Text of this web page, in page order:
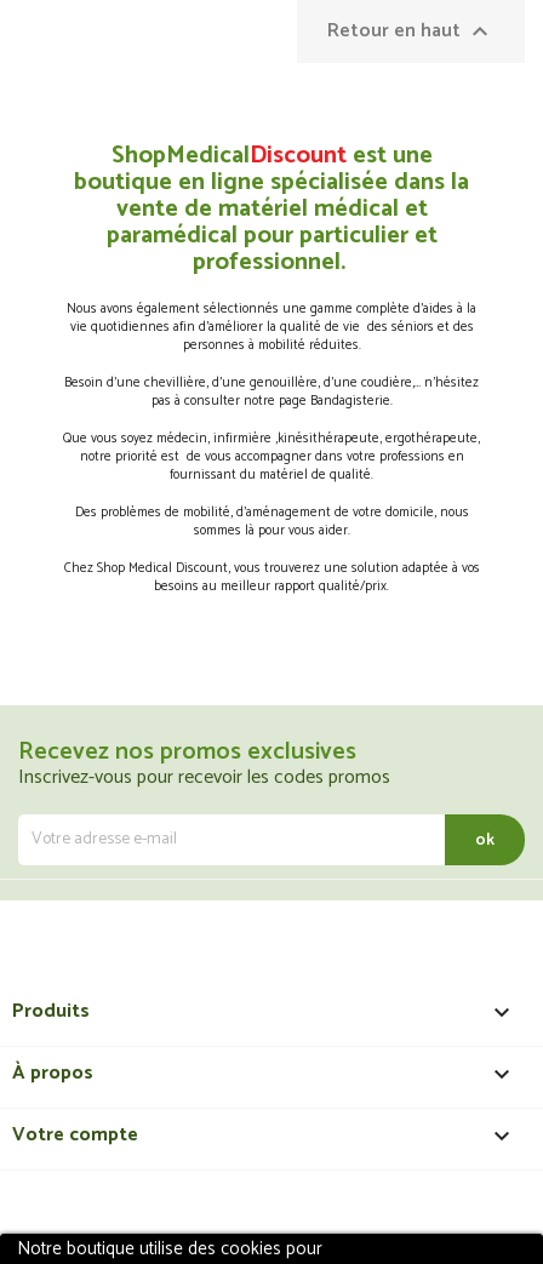
Notre boutique utilise des cookies pour
Retour en haut 
ShopMedicalDiscountest une
boutique en ligne spécialisée dans la
vente de matériel médical et
paramédical pour particulier et
professionnel.
Nous avons également sélectionnés une gamme complète d’aides à la
vie quotidiennes afin d’améliorer la qualité de vie des séniors et des
personnes à mobilité réduites.
Besoin d’une chevillière, d’une genouillère, d’une coudière,… n’hésitez
pas à consulter notre page Bandagisterie.
Que vous soyez médecin, infirmière ,kinésithérapeute, ergothérapeute,
notre priorité est de vous accompagner dans votre professions en
fournissant du matériel de qualité.
Des problèmes de mobilité, d’aménagement de votre domicile, nous
sommes là pour vous aider.
Chez Shop Medical Discount, vous trouverez une solution adaptée à vos
besoins au meilleur rapport qualité/prix.
Recevez nos promos exclusives
Inscrivez-vous pour recevoir les codes promos
Produits 
À propos 
Votre compte 
Copyright 2018 - ShopMedicalDiscount